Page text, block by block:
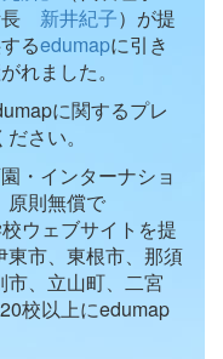
新井紀子）が提
るedumapに引き
れました。
に関するプレ
さい。
・インターナショ
原則無償で
ウェブサイトを提
市、東根市、那須
、立山町、二宮
校以上にedumap